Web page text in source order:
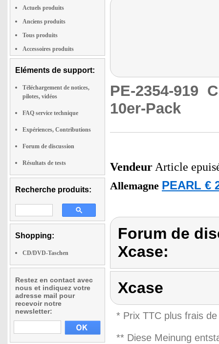
Actuels produits
Anciens produits
Tous produits
Accessoires produits
Eléments de support:
Téléchargement de notices,
pilotes, vidéos
FAQ service technique
Expériences, Contributions
Forum de discussion
Résultats de tests
Recherche produits:
Shopping:
CD/DVD-Taschen
Restez en contact avec
nous et indiquez votre
adresse mail pour
recevoir notre
newsletter:
PE-2354-919
10er-Pack
Vendeur Article
Allemagne PEARL €
Forum de
Xcase:
Xcase
* Prix TTC plus frais
** Diese Meinung